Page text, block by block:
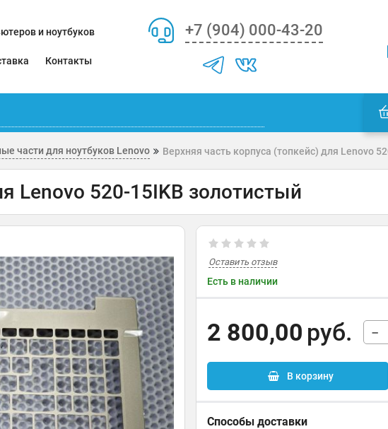
и ноутбуков
Контакты
+7 (904) 000-43-20
части для ноутбуков Lenovo Верхняя часть корпуса (топкейс) для Lenovo
Lenovo 520-15IKB золотистый
Оставить отзыв
Есть в наличии
2 800,00 руб. −
В корзину
Способы доставки